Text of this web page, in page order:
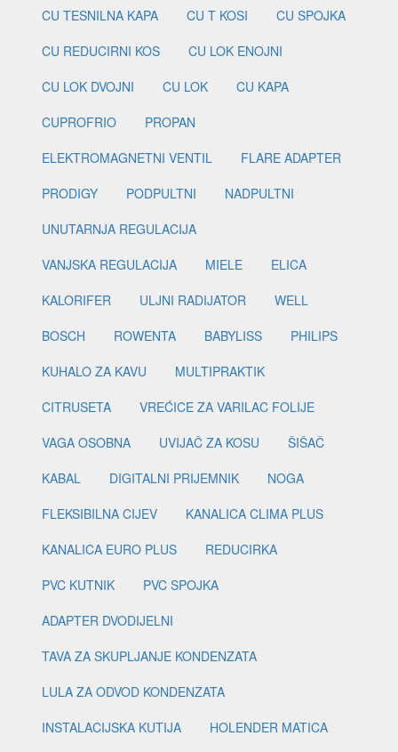
CU TESNILNA KAPA
CU T KOSI
CU SPOJKA
CU REDUCIRNI KOS
CU LOK ENOJNI
CU LOK DVOJNI
CU LOK
CU KAPA
CUPROFRIO
PROPAN
ELEKTROMAGNETNI VENTIL
FLARE ADAPTER
PRODIGY
PODPULTNI
NADPULTNI
UNUTARNJA REGULACIJA
VANJSKA REGULACIJA
MIELE
ELICA
KALORIFER
ULJNI RADIJATOR
WELL
BOSCH
ROWENTA BABYLISS
PHILIPS
KUHALO ZA KAVU
MULTIPRAKTIK
CITRUSETA
VREĆICE ZA VARILAC FOLIJE
VAGA OSOBNA
UVIJAČ ZA KOSU
ŠIŠAČ
KABAL
DIGITALNI PRIJEMNIK
NOGA
FLEKSIBILNA CIJEV
KANALICA CLIMA PLUS
KANALICA EURO PLUS
REDUCIRKA
PVC KUTNIK
PVC SPOJKA
ADAPTER DVODIJELNI
TAVA ZA SKUPLJANJE KONDENZATA
LULA ZA ODVOD KONDENZATA
INSTALACIJSKA KUTIJA
HOLENDER MATICA